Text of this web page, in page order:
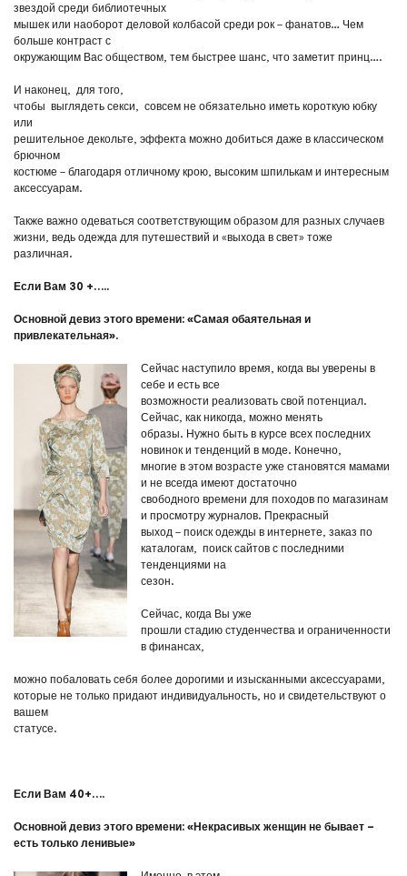
звездой среди библиотечных
мышек или наоборот деловой колбасой среди рок – фанатов… Чем
больше контраст с
окружающим Вас обществом, тем быстрее шанс, что заметит принц….
И наконец, для того,
чтобы выглядеть секси, совсем не обязательно иметь короткую юбку
или
решительное декольте, эффекта можно добиться даже в классическом
брючном
костюме – благодаря отличному крою, высоким шпилькам и интересным
аксессуарам.
Также важно одеваться соответствующим образом для разных случаев
жизни, ведь одежда для путешествий и «выхода в свет» тоже
различная.
Если Вам 30 +…..
Основной девиз этого времени: «Самая обаятельная и
привлекательная».
Сейчас наступило время, когда вы уверены в
себе и есть все
возможности реализовать свой потенциал.
Сейчас, как никогда, можно менять
образы. Нужно быть в курсе всех последних
новинок и тенденций в моде. Конечно,
многие в этом возрасте уже становятся мамами
и не всегда имеют достаточно
свободного времени для походов по магазинам
и просмотру журналов. Прекрасный
выход – поиск одежды в интернете, заказ по
каталогам, поиск сайтов с последними
тенденциями на
сезон.
Сейчас, когда Вы уже
прошли стадию студенчества и ограниченности
в финансах,
можно побаловать себя более дорогими и изысканными аксессуарами,
которые не только придают индивидуальность, но и свидетельствуют о
вашем
статусе.
Если Вам 40+….
Основной девиз этого времени: «Некрасивых женщин не бывает –
есть только ленивые»